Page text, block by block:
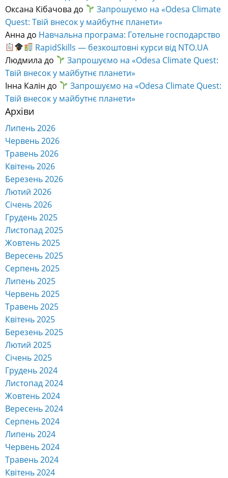
Оксана Кібачова до
Запрошуємо на «Odesa Climate
Quest: Твій внесок у майбутнє планети»
Анна до Навчальна програма: Готельне господарство
RapidSkills — безкоштовні курси від NTO.UA
Людмила до
Запрошуємо на «Odesa Climate Quest:
Твій внесок у майбутнє планети»
Інна Калін до
Запрошуємо на «Odesa Climate Quest:
Твій внесок у майбутнє планети»
Архіви
Липень 2026
Червень 2026
Травень 2026
Квітень 2026
Березень 2026
Лютий 2026
Січень 2026
Грудень 2025
Листопад 2025
Жовтень 2025
Вересень 2025
Серпень 2025
Липень 2025
Червень 2025
Травень 2025
Квітень 2025
Березень 2025
Лютий 2025
Січень 2025
Грудень 2024
Листопад 2024
Жовтень 2024
Вересень 2024
Серпень 2024
Липень 2024
Червень 2024
Травень 2024
Квітень 2024